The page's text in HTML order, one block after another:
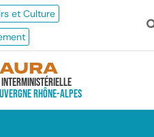
et Culture
AURA
Interministérielle
Rhône-Alpes